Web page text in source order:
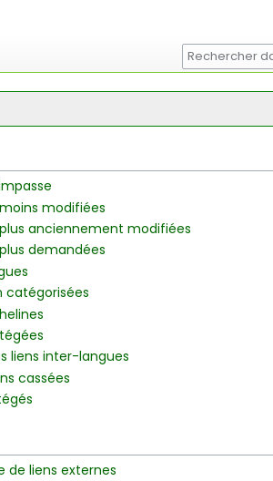
modifiées
anciennement modifiées
demandées
catégorisées
liens inter-langues
cassées
de liens externes
Rechercher